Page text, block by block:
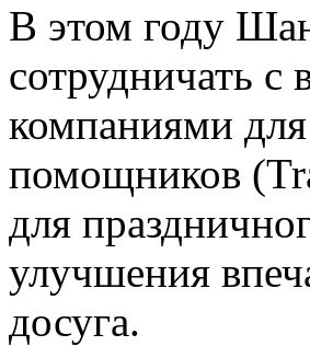
В этом году
сотрудничать
компаниями
помощников
для
улучшения
досуга.